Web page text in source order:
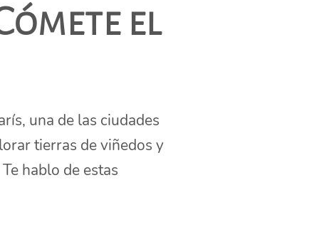
el
una de las ciudades
tierras de viñedos y
hablo de estas